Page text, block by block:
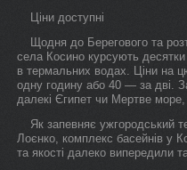
Ціни доступні
Щодня до Берегового та
села Косино курсують
в термальних водах. Ціни на
одну годину або 40 — за дві.
далекі Єгипет чи Мертве
Як запевняє ужгородський
Лоєнко, комплекс басейнів у
та якості далеко випередили